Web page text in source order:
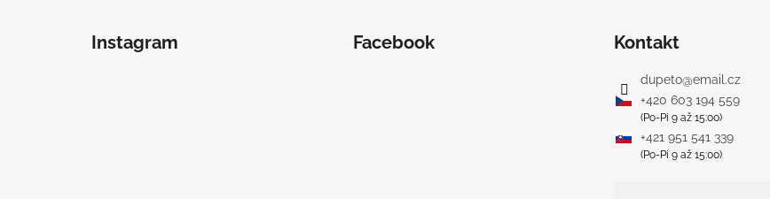
Instagram Facebook Kontakt
dupeto@email.cz
+420 603 194 559
(Po-Pi 9 až 15:00)
+421 951 541 339
(Po-Pi 9 až 15:00)